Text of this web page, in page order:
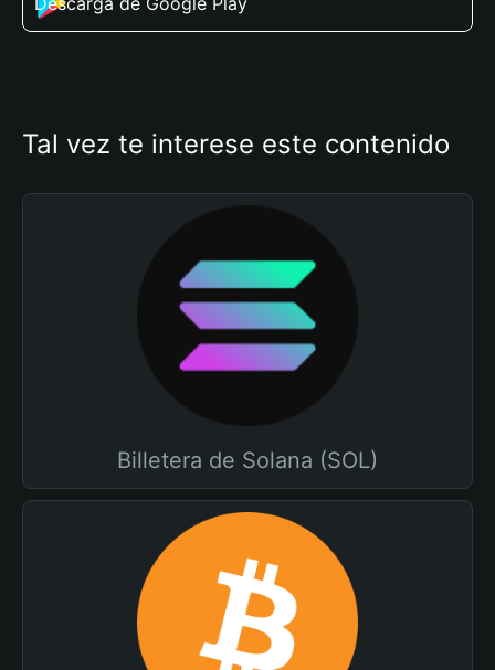
Tal vez te interese este contenido
Billetera de Solana (SOL)